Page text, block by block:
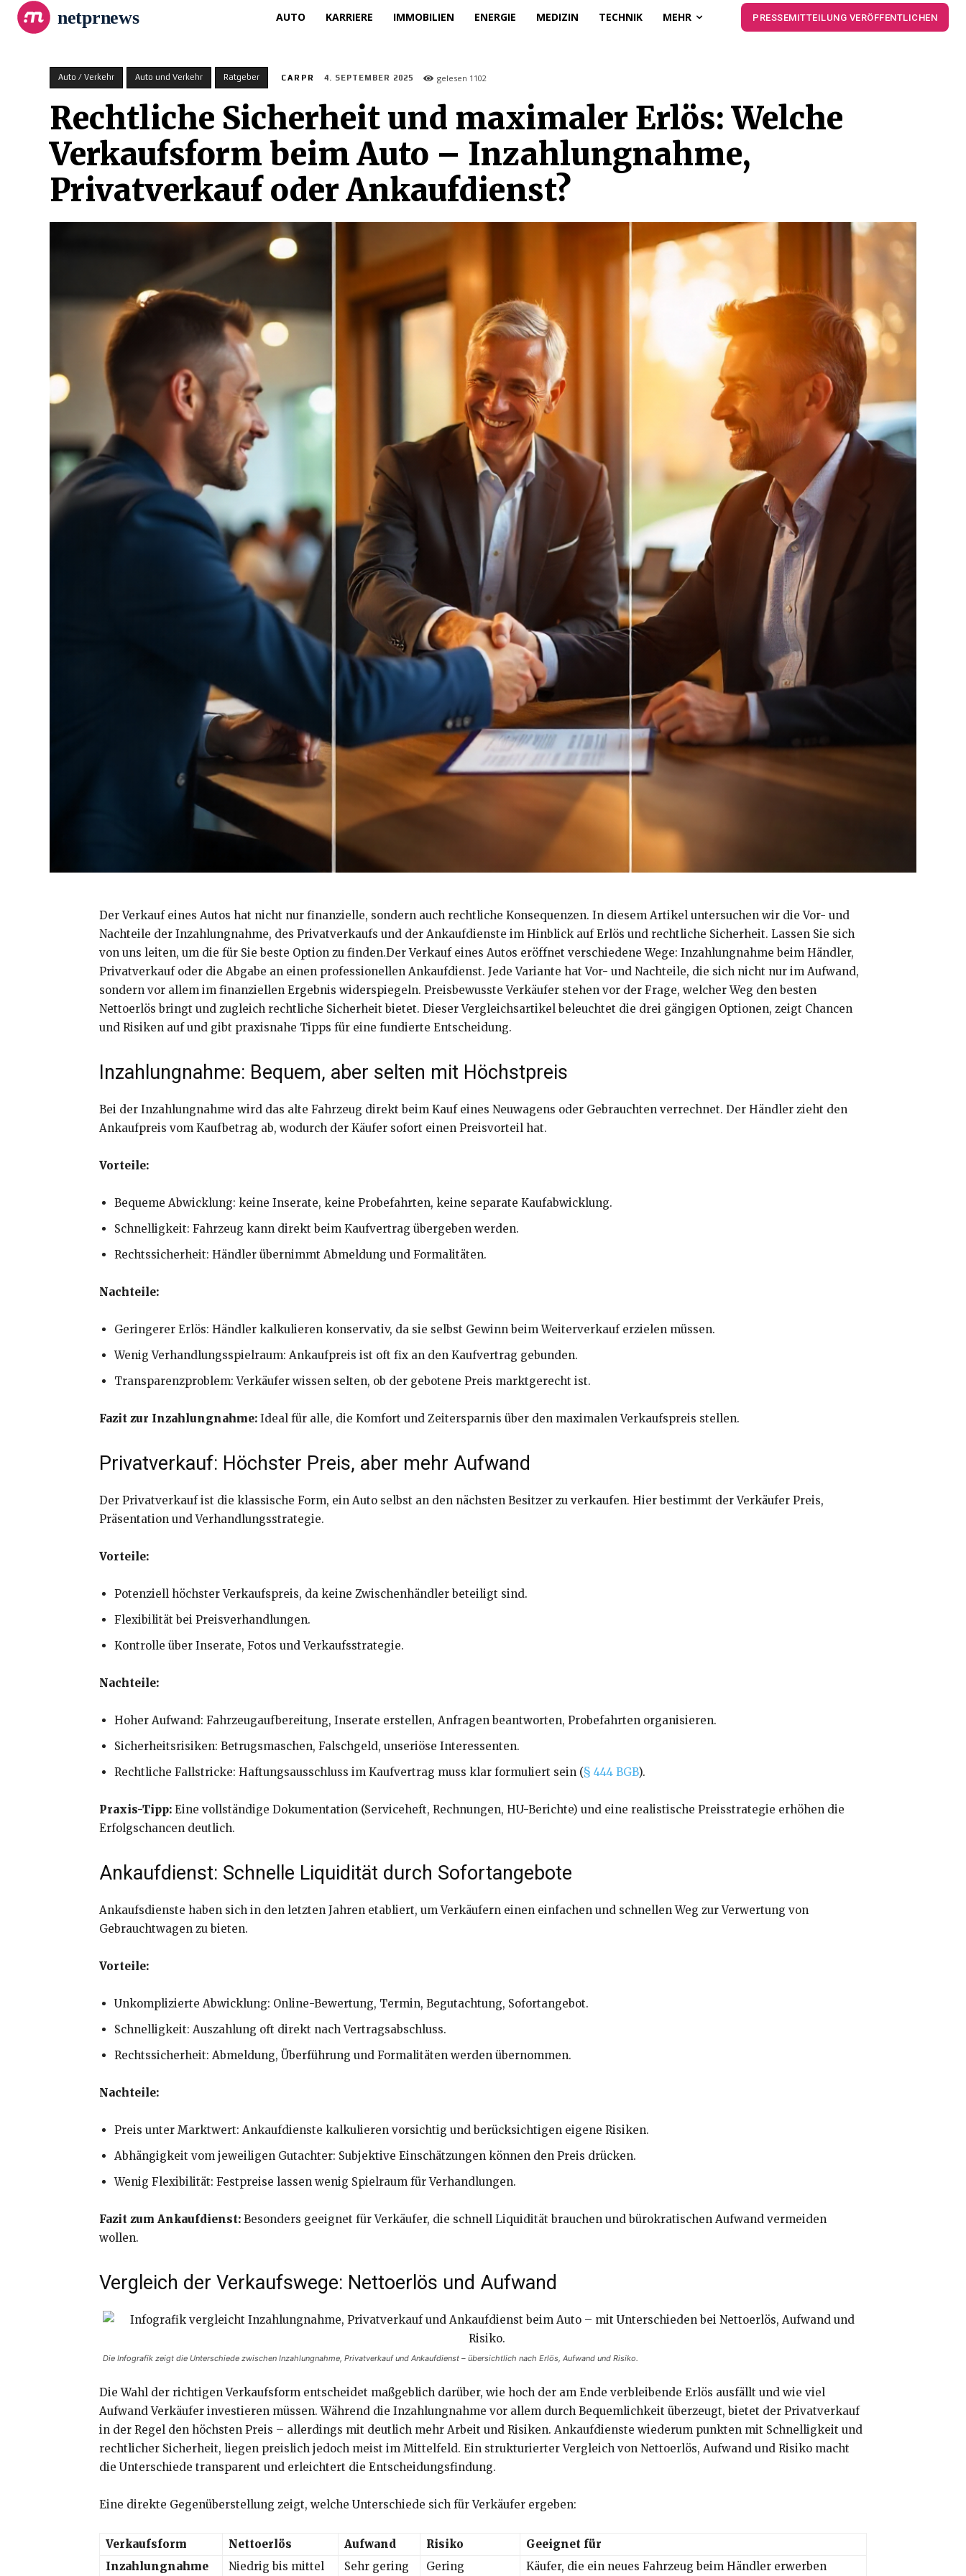
netprnews AUTO KARRIERE IMMOBILIEN ENERGIE MEDIZIN TECHNIK MEHR PRESSEMITTEILUNG VERÖFFENTLICHEN
Auto / Verkehr Auto und Verkehr Ratgeber CARPR 4. SEPTEMBER 2025 gelesen 1102
Rechtliche Sicherheit und maximaler Erlös: Welche
Verkaufsform beim Auto – Inzahlungnahme,
Privatverkauf oder Ankaufdienst?
Der Verkauf eines Autos hat nicht nur finanzielle, sondern auch rechtliche Konsequenzen. In diesem Artikel untersuchen wir die Vor- und
Nachteile der Inzahlungnahme, des Privatverkaufs und der Ankaufdienste im Hinblick auf Erlös und rechtliche Sicherheit. Lassen Sie sich
von uns leiten, um die für Sie beste Option zu finden.Der Verkauf eines Autos eröffnet verschiedene Wege: Inzahlungnahme beim Händler,
Privatverkauf oder die Abgabe an einen professionellen Ankaufdienst. Jede Variante hat Vor- und Nachteile, die sich nicht nur im Aufwand,
sondern vor allem im finanziellen Ergebnis widerspiegeln. Preisbewusste Verkäufer stehen vor der Frage, welcher Weg den besten
Nettoerlös bringt und zugleich rechtliche Sicherheit bietet. Dieser Vergleichsartikel beleuchtet die drei gängigen Optionen, zeigt Chancen
und Risiken auf und gibt praxisnahe Tipps für eine fundierte Entscheidung.
Inzahlungnahme: Bequem, aber selten mit Höchstpreis
Bei der Inzahlungnahme wird das alte Fahrzeug direkt beim Kauf eines Neuwagens oder Gebrauchten verrechnet. Der Händler zieht den
Ankaufpreis vom Kaufbetrag ab, wodurch der Käufer sofort einen Preisvorteil hat.
Vorteile:
Bequeme Abwicklung: keine Inserate, keine Probefahrten, keine separate Kaufabwicklung.
Schnelligkeit: Fahrzeug kann direkt beim Kaufvertrag übergeben werden.
Rechtssicherheit: Händler übernimmt Abmeldung und Formalitäten.
Nachteile:
Geringerer Erlös: Händler kalkulieren konservativ, da sie selbst Gewinn beim Weiterverkauf erzielen müssen.
Wenig Verhandlungsspielraum: Ankaufpreis ist oft fix an den Kaufvertrag gebunden.
Transparenzproblem: Verkäufer wissen selten, ob der gebotene Preis marktgerecht ist.
Fazit zur Inzahlungnahme: Ideal für alle, die Komfort und Zeitersparnis über den maximalen Verkaufspreis stellen.
Privatverkauf: Höchster Preis, aber mehr Aufwand
Der Privatverkauf ist die klassische Form, ein Auto selbst an den nächsten Besitzer zu verkaufen. Hier bestimmt der Verkäufer Preis,
Präsentation und Verhandlungsstrategie.
Vorteile:
Potenziell höchster Verkaufspreis, da keine Zwischenhändler beteiligt sind.
Flexibilität bei Preisverhandlungen.
Kontrolle über Inserate, Fotos und Verkaufsstrategie.
Nachteile:
Hoher Aufwand: Fahrzeugaufbereitung, Inserate erstellen, Anfragen beantworten, Probefahrten organisieren.
Sicherheitsrisiken: Betrugsmaschen, Falschgeld, unseriöse Interessenten.
Rechtliche Fallstricke: Haftungsausschluss im Kaufvertrag muss klar formuliert sein (§ 444 BGB).
Praxis-Tipp: Eine vollständige Dokumentation (Serviceheft, Rechnungen, HU-Berichte) und eine realistische Preisstrategie erhöhen die
Erfolgschancen deutlich.
Ankaufdienst: Schnelle Liquidität durch Sofortangebote
Ankaufsdienste haben sich in den letzten Jahren etabliert, um Verkäufern einen einfachen und schnellen Weg zur Verwertung von
Gebrauchtwagen zu bieten.
Vorteile:
Unkomplizierte Abwicklung: Online-Bewertung, Termin, Begutachtung, Sofortangebot.
Schnelligkeit: Auszahlung oft direkt nach Vertragsabschluss.
Rechtssicherheit: Abmeldung, Überführung und Formalitäten werden übernommen.
Nachteile:
Preis unter Marktwert: Ankaufdienste kalkulieren vorsichtig und berücksichtigen eigene Risiken.
Abhängigkeit vom jeweiligen Gutachter: Subjektive Einschätzungen können den Preis drücken.
Wenig Flexibilität: Festpreise lassen wenig Spielraum für Verhandlungen.
Fazit zum Ankaufdienst: Besonders geeignet für Verkäufer, die schnell Liquidität brauchen und bürokratischen Aufwand vermeiden
wollen.
Vergleich der Verkaufswege: Nettoerlös und Aufwand
Die Infografik zeigt die Unterschiede zwischen Inzahlungnahme, Privatverkauf und Ankaufdienst – übersichtlich nach Erlös, Aufwand und Risiko.
Die Wahl der richtigen Verkaufsform entscheidet maßgeblich darüber, wie hoch der am Ende verbleibende Erlös ausfällt und wie viel
Aufwand Verkäufer investieren müssen. Während die Inzahlungnahme vor allem durch Bequemlichkeit überzeugt, bietet der Privatverkauf
in der Regel den höchsten Preis – allerdings mit deutlich mehr Arbeit und Risiken. Ankaufdienste wiederum punkten mit Schnelligkeit und
rechtlicher Sicherheit, liegen preislich jedoch meist im Mittelfeld. Ein strukturierter Vergleich von Nettoerlös, Aufwand und Risiko macht
die Unterschiede transparent und erleichtert die Entscheidungsfindung.
Eine direkte Gegenüberstellung zeigt, welche Unterschiede sich für Verkäufer ergeben:
Verkaufsform Nettoerlös Aufwand Risiko
Geeignet für
Inzahlungnahme
Niedrig bis mittel Sehr gering Gering Käufer, die ein neues Fahrzeug beim Händler erwerben